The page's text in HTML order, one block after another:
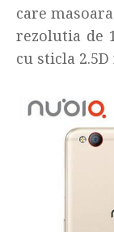
care
rezolutia de
cu sticla